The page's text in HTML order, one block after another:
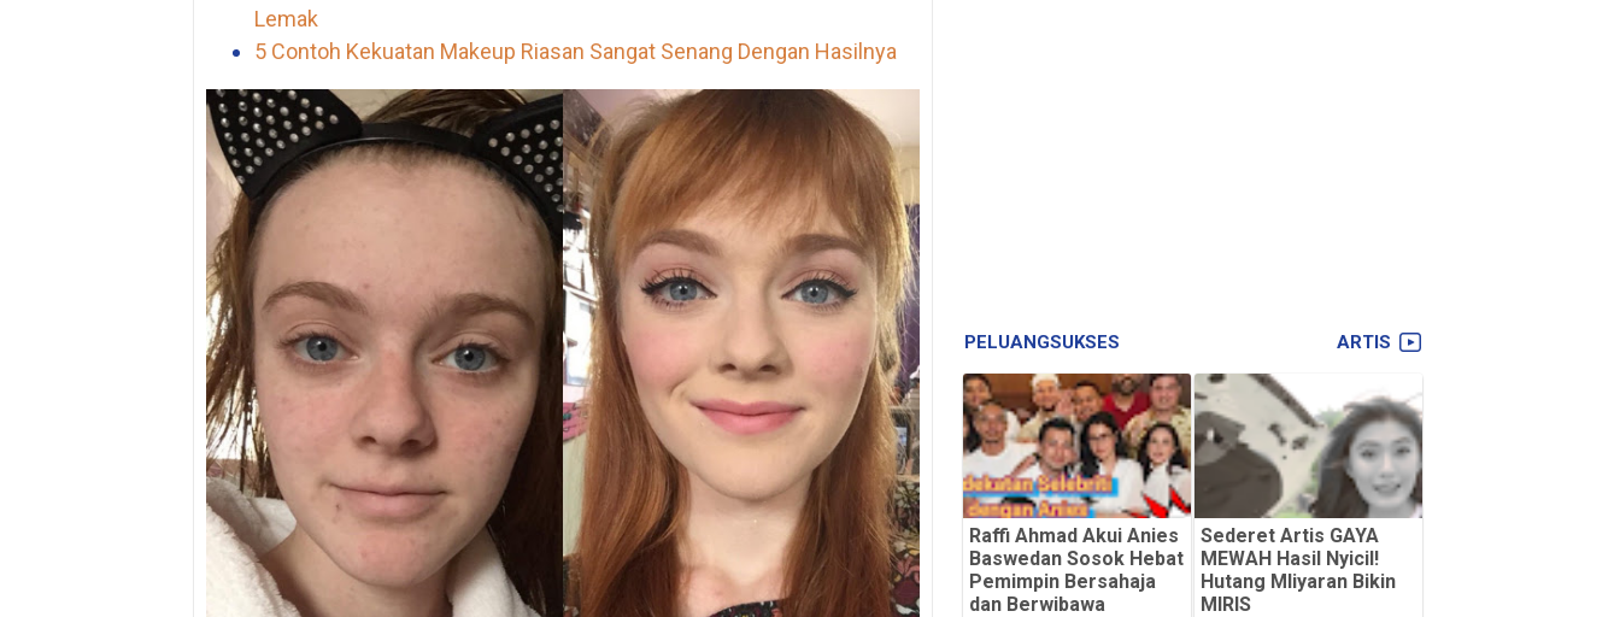
Lemak
5 Contoh Kekuatan Makeup Riasan Sangat Senang Dengan Hasilnya
ARTIS
PELUANGSUKSES
Raffi Ahmad Akui Anies
Baswedan Sosok Hebat
Pemimpin Bersahaja
dan Berwibawa
Sederet Artis GAYA
MEWAH Hasil Nyicil!
Hutang Mliyaran Bikin
MIRIS